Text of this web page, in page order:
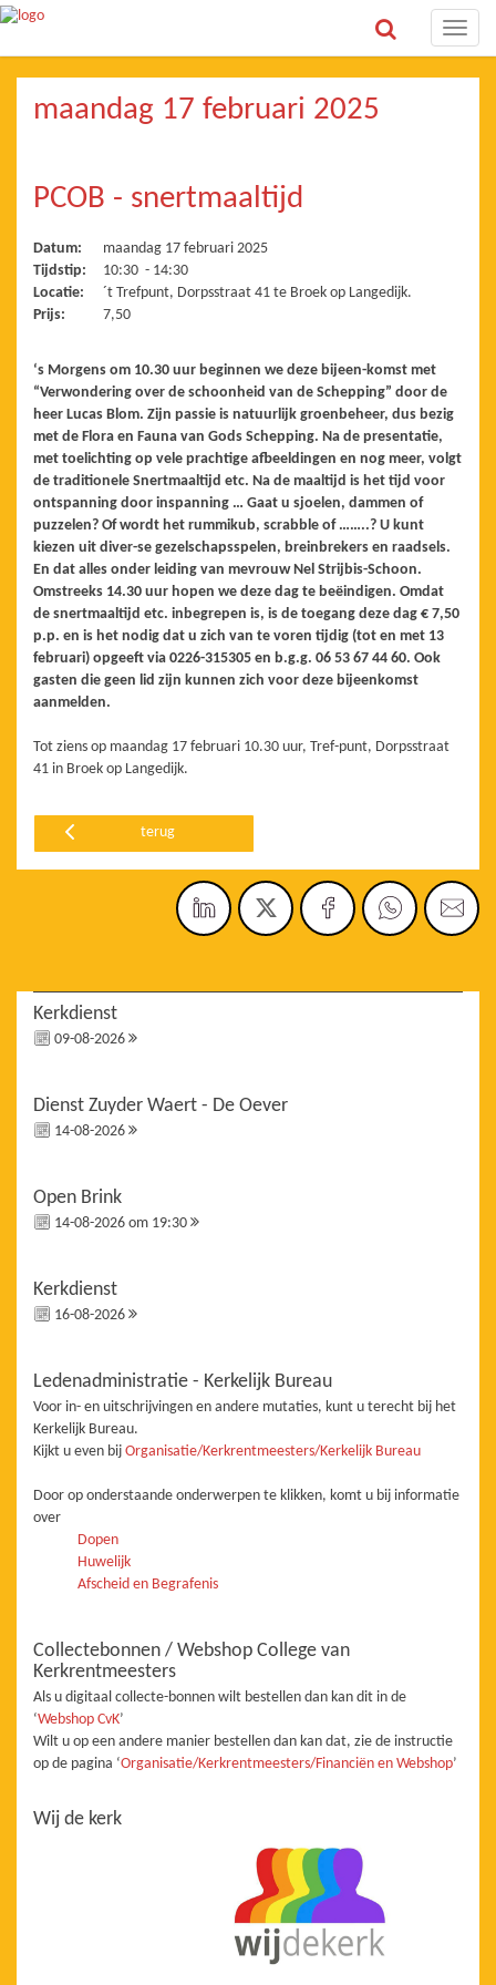
Toggle
maandag 17 februari 2025
PCOB - snertmaaltijd
Datum:
maandag 17 februari 2025
Tijdstip:
10:30 - 14:30
Locatie:
´t Trefpunt, Dorpsstraat 41 te Broek op Langedijk.
Prijs:
7,50
‘s Morgens om 10.30 uur beginnen we deze bijeen-komst met
“Verwondering over de schoonheid van de Schepping” door de
heer Lucas Blom. Zijn passie is natuurlijk groenbeheer, dus bezig
met de Flora en Fauna van Gods Schepping. Na de presentatie,
met toelichting op vele prachtige afbeeldingen en nog meer, volgt
de traditionele Snertmaaltijd etc. Na de maaltijd is het tijd voor
ontspanning door inspanning … Gaat u sjoelen, dammen of
puzzelen? Of wordt het rummikub, scrabble of ……..? U kunt
kiezen uit diver-se gezelschapsspelen, breinbrekers en raadsels.
En dat alles onder leiding van mevrouw Nel Strijbis-Schoon.
Omstreeks 14.30 uur hopen we deze dag te beëindigen. Omdat
de snertmaaltijd etc. inbegrepen is, is de toegang deze dag € 7,50
p.p. en is het nodig dat u zich van te voren tijdig (tot en met 13
februari) opgeeft via 0226-315305 en b.g.g. 06 53 67 44 60. Ook
gasten die geen lid zijn kunnen zich voor deze bijeenkomst
aanmelden.
Tot ziens op maandag 17 februari 10.30 uur, Tref-punt, Dorpsstraat
41 in Broek op Langedijk.
terug
Kerkdienst
09-08-2026
Dienst Zuyder Waert - De Oever
14-08-2026
Open Brink
14-08-2026 om 19:30
Kerkdienst
16-08-2026
Ledenadministratie - Kerkelijk Bureau
Voor in- en uitschrijvingen en andere mutaties, kunt u terecht bij het
Kerkelijk Bureau.
Kijkt u even bij Organisatie/Kerkrentmeesters/Kerkelijk Bureau
Door op onderstaande onderwerpen te klikken, komt u bij informatie
over
Dopen
Huwelijk
Afscheid en Begrafenis
Collectebonnen / Webshop College van
Kerkrentmeesters
Als u digitaal collecte-bonnen wilt bestellen dan kan dit in de
‘Webshop CvK’
Wilt u op een andere manier bestellen dan kan dat, zie de instructie
op de pagina ‘Organisatie/Kerkrentmeesters/Financiën en Webshop’
Wij de kerk